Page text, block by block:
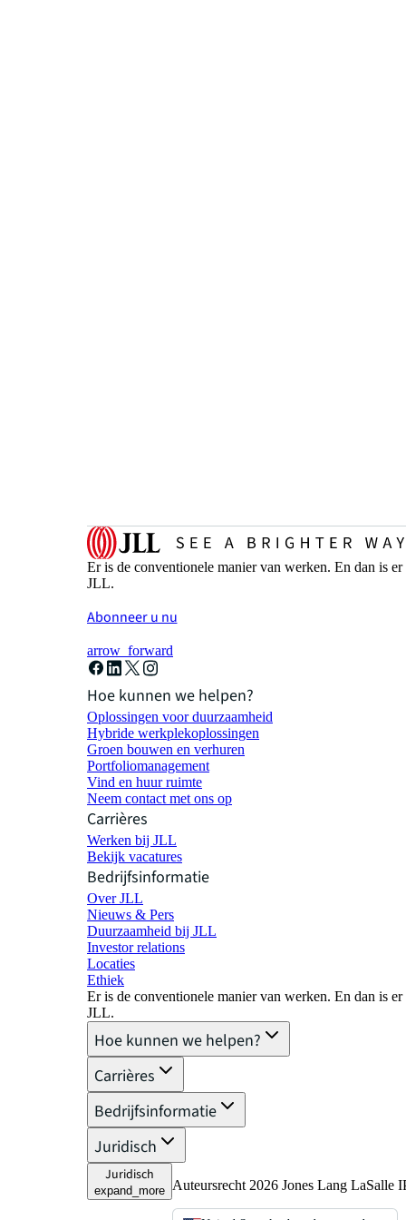
Er is de conventionele manier van werken. En dan is
JLL.
Abonneer u nu
arrow_forward
Hoe kunnen we helpen?
Oplossingen voor duurzaamheid
Hybride werkplekoplossingen
Groen bouwen en verhuren
Portfoliomanagement
Vind en huur ruimte
Neem contact met ons op
Carrières
Werken bij JLL
Bekijk vacatures
Bedrijfsinformatie
Over JLL
Nieuws & Pers
Duurzaamheid bij JLL
Investor relations
Locaties
Ethiek
Er is de conventionele manier van werken. En dan is
JLL.
Hoe kunnen we helpen?
Carrières
Bedrijfsinformatie
Juridisch
Juridisch
expand_more Auteursrecht 2026 Jones Lang LaSalle